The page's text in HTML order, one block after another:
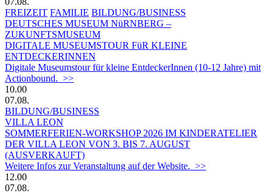
FREIZEIT FAMILIE BILDUNG/BUSINESS
DEUTSCHES MUSEUM NüRNBERG –
ZUKUNFTSMUSEUM
DIGITALE MUSEUMSTOUR FüR KLEINE
ENTDECKERINNEN
Digitale Museumstour für kleine EntdeckerInnen (10-12 Jahre) mit
Actionbound. >>
10.00
07.08.
BILDUNG/BUSINESS
VILLA LEON
SOMMERFERIEN-WORKSHOP 2026 IM KINDERATELIER
DER VILLA LEON VON 3. BIS 7. AUGUST
(AUSVERKAUFT)
Weitere Infos zur Veranstaltung auf der Website. >>
12.00
07.08.